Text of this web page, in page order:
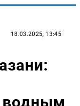
18.03.2025, 13:45
водным